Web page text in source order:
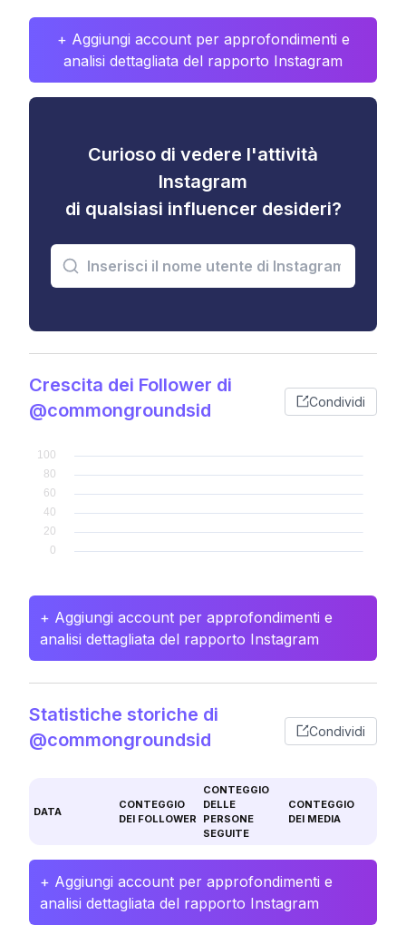
+ Aggiungi account per approfondimenti e
analisi dettagliata del rapporto Instagram
Curioso di vedere l'attività
Instagram
di qualsiasi influencer desideri?
Crescita dei Follower di
@commongroundsid
Condividi
+ Aggiungi account per approfondimenti e
analisi dettagliata del rapporto Instagram
Statistiche storiche di
@commongroundsid
Condividi
DATA
CONTEGGIO
DEI FOLLOWER
CONTEGGIO
DELLE
PERSONE
SEGUITE
CONTEGGIO
DEI MEDIA
+ Aggiungi account per approfondimenti e
analisi dettagliata del rapporto Instagram